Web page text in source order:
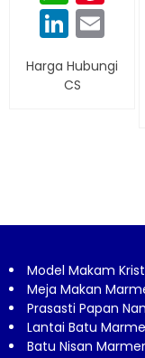
Harga Hubungi
CS
Model Makam
Meja Makan
Prasasti Papan
Lantai Batu
Batu Nisan Marmer